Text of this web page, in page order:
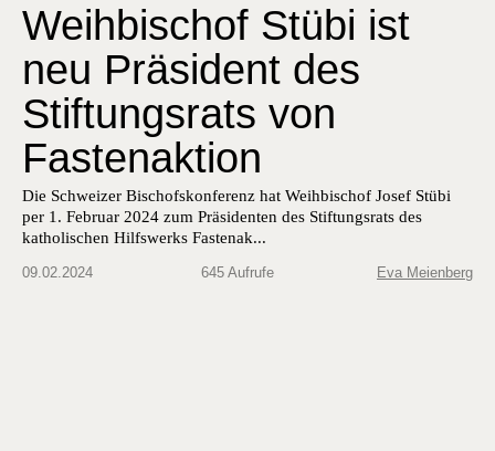
Weihbischof Stübi ist
neu Präsident des
Stiftungsrats von
Fastenaktion
Die Schweiz­er Bischof­skon­ferenz hat Wei­h­bischof Josef Stübi
per 1. Feb­ru­ar 2024 zum Präsi­den­ten des Stiftungsrats des
katholis­chen Hil­f­swerks Fas­te­nak...
09.02.2024 645 Aufrufe Eva Meienberg